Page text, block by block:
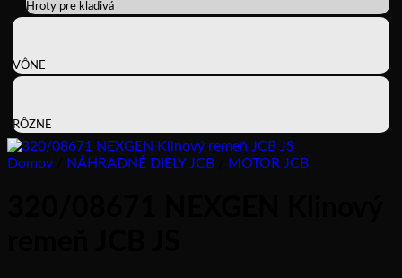
Hroty pre kladivá
VÔNE
RÔZNE
Domov NÁHRADNÉ DIELY JCB MOTOR JCB